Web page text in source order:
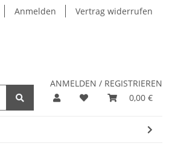
Anmelden Vertrag widerrufen
ANMELDEN / REGISTRIEREN
0,00 €